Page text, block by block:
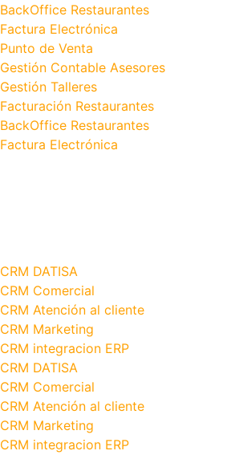
BackOffice Restaurantes
Factura Electrónica
Punto de Venta
Gestión Contable Asesores
Gestión Talleres
Facturación Restaurantes
BackOffice Restaurantes
Factura Electrónica
CRM DATISA
CRM Comercial
CRM Atención al cliente
CRM Marketing
CRM integracion ERP
CRM DATISA
CRM Comercial
CRM Atención al cliente
CRM Marketing
CRM integracion ERP